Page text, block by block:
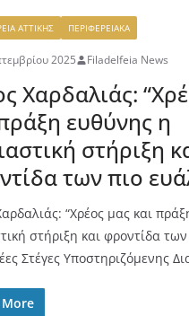
ΑΤΤΙΚΗΣ ΠΕΡΙΦΕΡΕΙΑΚΑ
2025 Filadelfeia News
Χαρδαλιάς:
ευθύνης η
στήριξη
των πιο
“Χρέος μας και
στήριξη και φροντίδα
Στέγες Υποστηριζόμενης
More